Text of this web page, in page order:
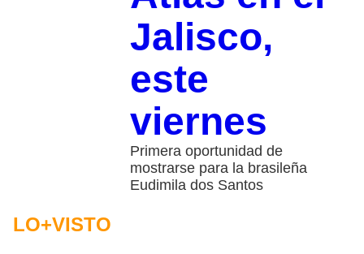
Jalisco,
este
viernes
Primera oportunidad de
mostrarse para la brasileña
Eudimila dos Santos
LO+VISTO